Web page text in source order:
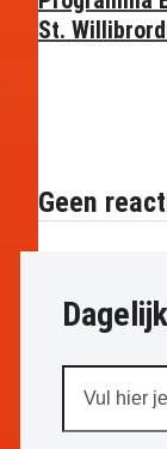
St.
Geen
hier
je